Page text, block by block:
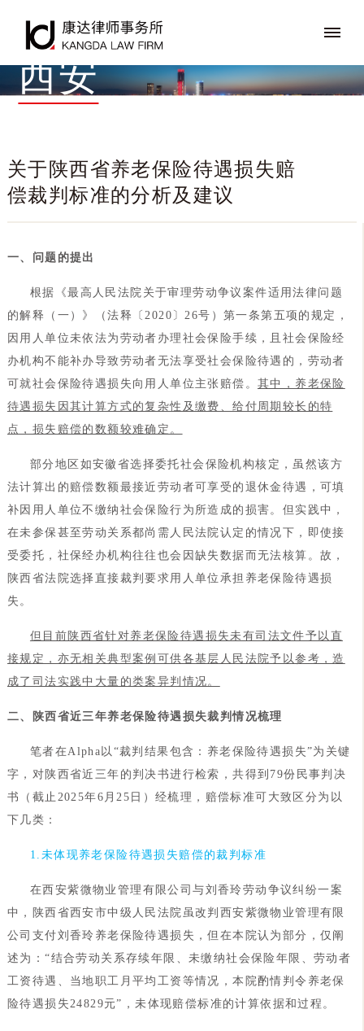
西安
关于陕西省养老保险待遇损失赔
偿裁判标准的分析及建议
一、问题的提出
根据《最高人民法院关于审理劳动争议案件适用法律问题
的解释（一）》（法释〔2020〕26号）第一条第五项的规定，
因用人单位未依法为劳动者办理社会保险手续，且社会保险经
办机构不能补办导致劳动者无法享受社会保险待遇的，劳动者
可就社会保险待遇损失向用人单位主张赔偿。 其中，养老保险
待遇损失因其计算方式的复杂性及缴费、给付周期较长的特
点，损失赔偿的数额较难确定。
部分地区如安徽省选择委托社会保险机构核定，虽然该方
法计算出的赔偿数额最接近劳动者可享受的退休金待遇，可填
补因用人单位不缴纳社会保险行为所造成的损害。但实践中，
在未参保甚至劳动关系都尚需人民法院认定的情况下，即使接
受委托，社保经办机构往往也会因缺失数据而无法核算。故，
陕西省法院选择直接裁判要求用人单位承担养老保险待遇损
失。
但目前陕西省针对养老保险待遇损失未有司法文件予以直
接规定，亦无相关典型案例可供各基层人民法院予以参考，造
成了司法实践中大量的类案异判情况。
二、陕西省近三年养老保险待遇损失裁判情况梳理
笔者在Alpha以“裁判结果包含：养老保险待遇损失”为关键
字，对陕西省近三年的判决书进行检索，共得到79份民事判决
书（截止2025年6月25日）经梳理，赔偿标准可大致区分为以
下几类：
1.未体现养老保险待遇损失赔偿的裁判标准
在西安紫微物业管理有限公司与刘香玲劳动争议纠纷一案
中，陕西省西安市中级人民法院虽改判西安紫微物业管理有限
公司支付刘香玲养老保险待遇损失，但在本院认为部分，仅阐
述为：“结合劳动关系存续年限、未缴纳社会保险年限、劳动者
工资待遇、当地职工月平均工资等情况，本院酌情判令养老保
险待遇损失24829元”，未体现赔偿标准的计算依据和过程。